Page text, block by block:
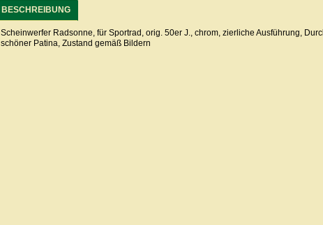
BESCHREIBUNG
Scheinwerfer Radsonne, für Sportrad, orig. 50er J., chrom, zierliche Ausführung,
schöner Patina, Zustand gemäß Bildern